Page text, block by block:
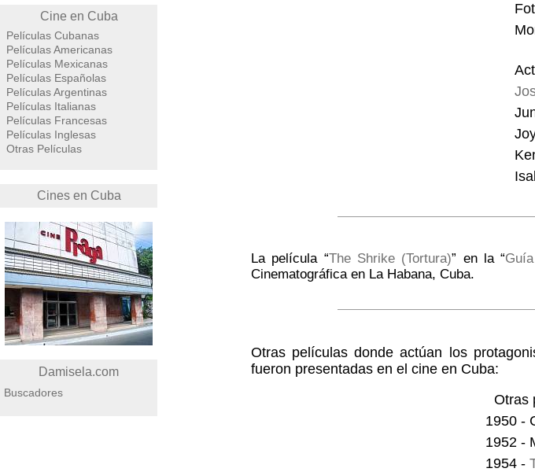
Cine en Cuba
Películas Cubanas
Películas Americanas
Películas Mexicanas
Películas Españolas
Películas Argentinas
Películas Italianas
Películas Francesas
Películas Inglesas
Otras Películas
Cines en Cuba
Damisela.com
Buscadores
La película “The Shrike (Tortura)” en la “
Cinematográfica en La Habana, Cuba.
Otras películas donde actúan los
fueron presentadas en el cine en Cuba:
Otras
1950 -
1952 -
1954 -